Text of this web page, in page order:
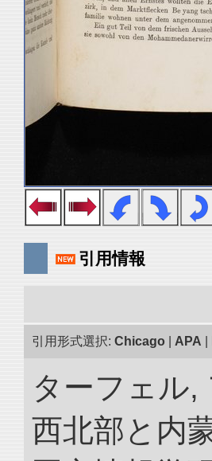
引用情報
引用形式選択: Chicago APA
ターフェル,
西北部と内